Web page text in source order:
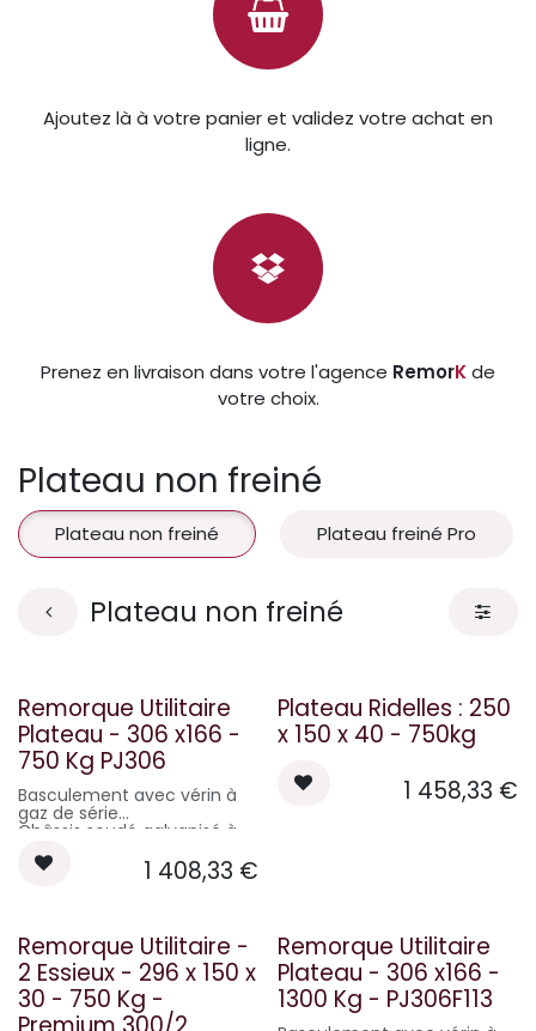
Ajoutez là à votre panier et validez votre achat en
ligne.
Prenez en livraison dans votre l'agence RemorKde
votre choix.
Plateau non freiné
Plateau non freiné Plateau freiné Pro
Plateau non freiné
Remorque Utilitaire
Plateau - 306 x166 -
750 Kg PJ306
Basculement avec vérin à
gaz de série
Châssis soudé galvanisé à
chaud
Poignées d'arrimage
Feu et support de plaque
Flèche soudée pentée et
galvanisée à chaud
PTAC : 750 Kg
Charge Utile : 540 Kg
1 408,33 €
Épuisé
Plateau Ridelles : 250
x 150 x 40 - 750kg
1 458,33 €
Épuisé
Remorque Utilitaire -
2 Essieux - 296 x 150 x
30 - 750 Kg -
Remorque Utilitaire
Plateau - 306 x166 -
1300 Kg - PJ306F113